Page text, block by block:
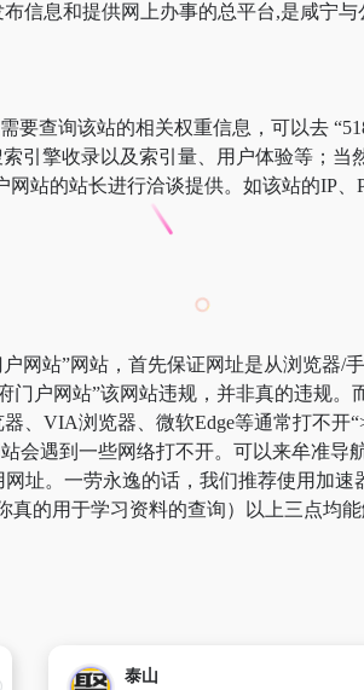
信息和提供网上办事的总平台,是咸宁与
要查询该站的相关权重信息，可以去
引擎收录以及索引量、用户体验等；当
站的站长进行洽谈提供。如该站的IP、
网站”网站，首先保证网址是从浏览器/
门户网站”该网站违规，并非真的违规。
、VIA浏览器、微软Edge等通常打不开
会遇到一些网络打不开。可以来牟准导
址。一劳永逸的话，我们推荐使用加速
的用于学习资料的查询）以上三点均能
泰山